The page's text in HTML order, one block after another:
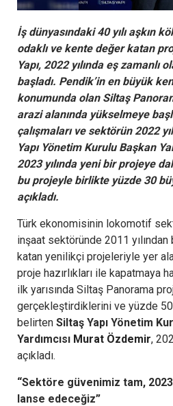
İş dünyasındaki 40 yılı aşkın
odaklı ve kente değer katan
Yapı, 2022 yılında eş zamanlı
başladı. Pendik’in en büyük
konumunda olan Siltaş
arazi alanında yükselmeye
çalışmaları ve sektörün 2022
Yapı Yönetim Kurulu Başkan
2023 yılında yeni bir projeye
bu projeyle birlikte yüzde 30
açıkladı.
Türk ekonomisinin lokomotif
inşaat sektöründe 2011
katan yenilikçi projeleriyle yer
proje hazırlıkları ile kapatmaya
ilk yarısında Siltaş Panorama
gerçekleştirdiklerini ve yüzde
belirten Siltaş Yapı Yönetim
Yardımcısı Murat Özdemir,
açıkladı.
“Sektöre güvenimiz tam,
lanse edeceğiz”